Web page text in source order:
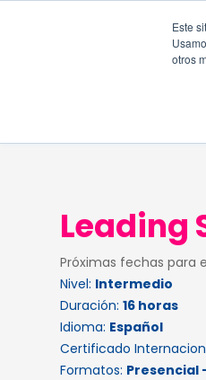
Este
otros
Leading
Próximas fechas para
Nivel: Intermedio
Duración:16 horas
Idioma: Español
Certificado
Formatos: Presencial